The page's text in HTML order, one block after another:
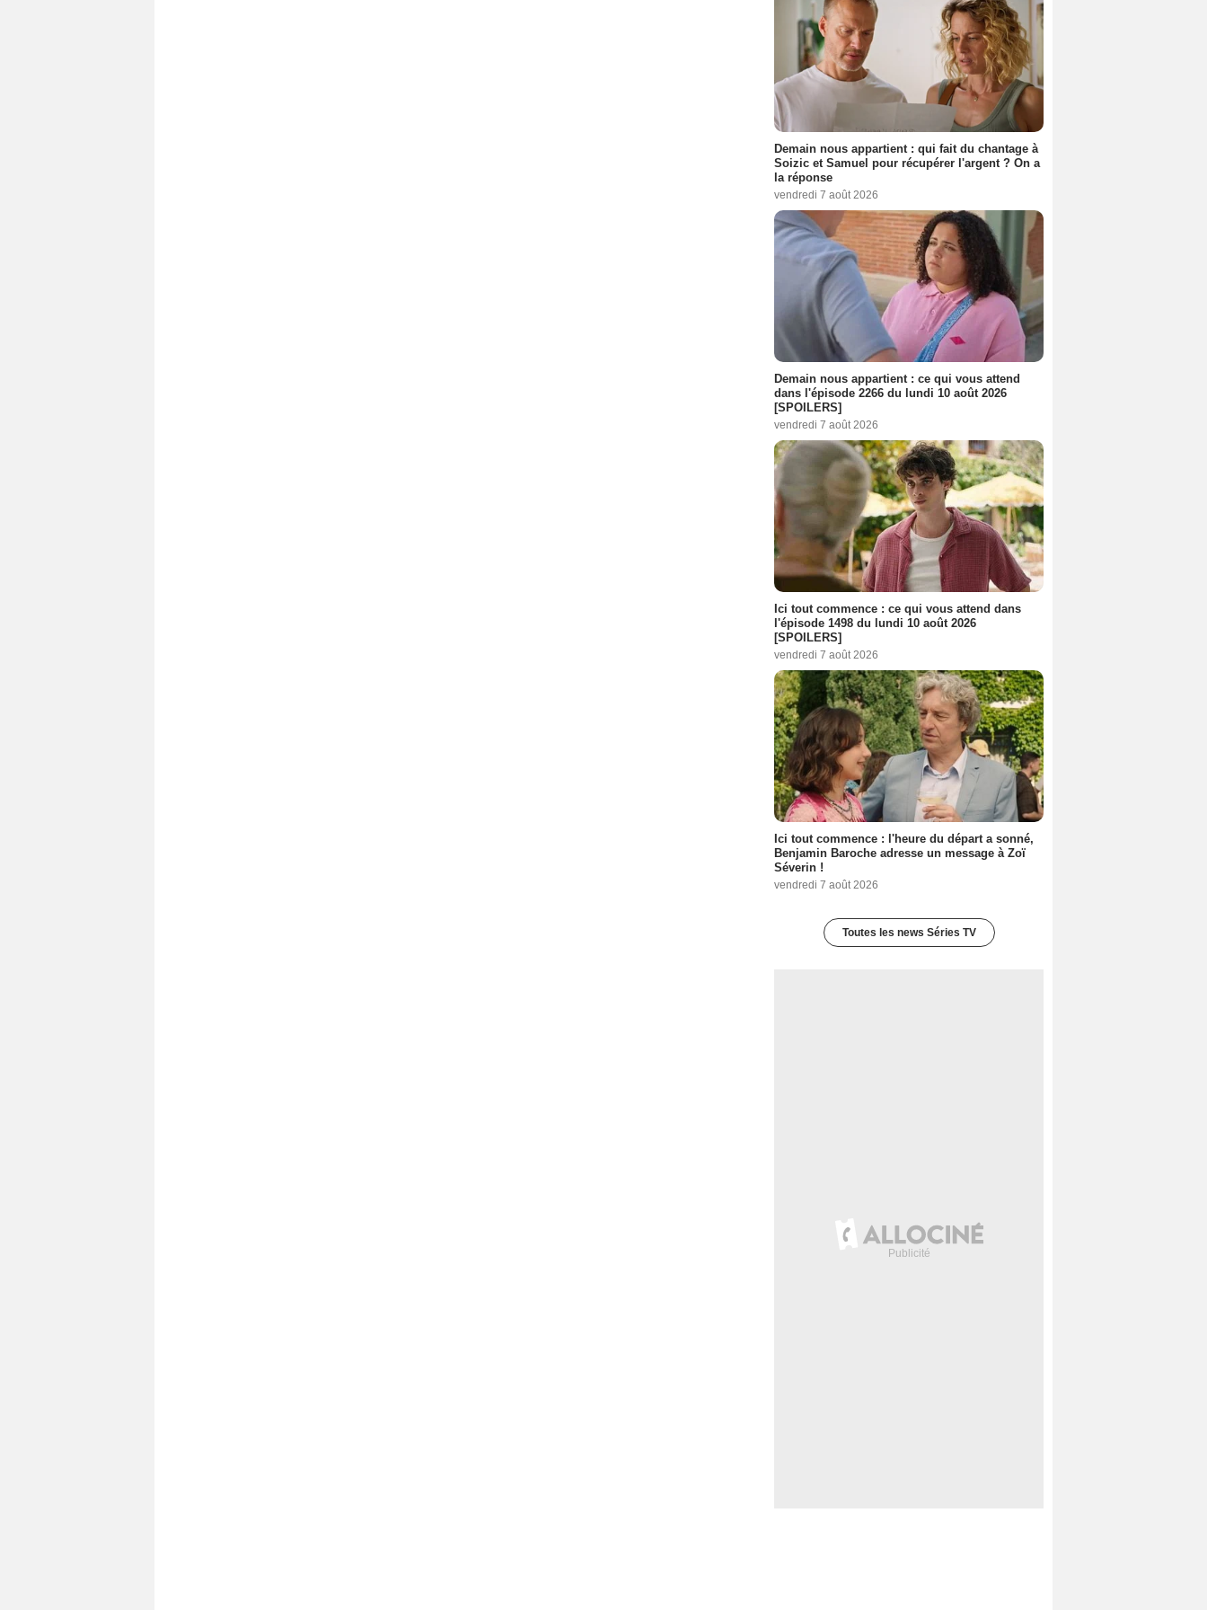
Demain nous appartient : qui fait du chantage à
Soizic et Samuel pour récupérer l'argent ? On a
la réponse
vendredi 7 août 2026
Demain nous appartient : ce qui vous attend
dans l'épisode 2266 du lundi 10 août 2026
[SPOILERS]
vendredi 7 août 2026
Ici tout commence : ce qui vous attend dans
l'épisode 1498 du lundi 10 août 2026
[SPOILERS]
vendredi 7 août 2026
Ici tout commence : l'heure du départ a sonné,
Benjamin Baroche adresse un message à Zoï
Séverin !
vendredi 7 août 2026
Toutes les news Séries TV